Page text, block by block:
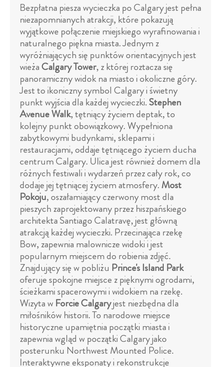
Bezpłatna piesza wycieczka po Calgary jest pełna
niezapomnianych atrakcji, które pokazują
wyjątkowe połączenie miejskiego wyrafinowania i
naturalnego piękna miasta. Jednym z
wyróżniających się punktów orientacyjnych jest
wieżaCalgary Tower, z której roztacza się
panoramiczny widok na miasto i okoliczne góry.
Jest to ikoniczny symbol Calgary i świetny
punkt wyjścia dla każdej wycieczki.Stephen
Avenue Walk, tętniący życiem deptak, to
kolejny punkt obowiązkowy. Wypełniona
zabytkowymi budynkami, sklepami i
restauracjami, oddaje tętniącego życiem ducha
centrum Calgary. Ulica jest również domem dla
różnych festiwali i wydarzeń przez cały rok, co
dodaje jej tętniącej życiem atmosfery. Most
Pokoju, oszałamiający czerwony most dla
pieszych zaprojektowany przez hiszpańskiego
architekta Santiago Calatravę, jest główną
atrakcją każdej wycieczki. Przecinająca rzekę
Bow, zapewnia malownicze widoki i jest
popularnym miejscem do robienia zdjęć.
Znajdujący się w pobliżu Prince's Island Park
oferuje spokojne miejsce z pięknymi ogrodami,
ścieżkami spacerowymi i widokiem na rzekę.
Wizyta wForcie Calgaryjest niezbędna dla
miłośników historii. To narodowe miejsce
historyczne upamiętnia początki miasta i
zapewnia wgląd w początki Calgary jako
posterunku Northwest Mounted Police.
Interaktywne eksponaty i rekonstrukcje